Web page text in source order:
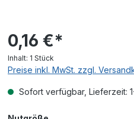
0,16 €*
Inhalt: 1 Stück
Preise inkl. MwSt. zzgl.
Sofort verfügbar, Lieferzeit: